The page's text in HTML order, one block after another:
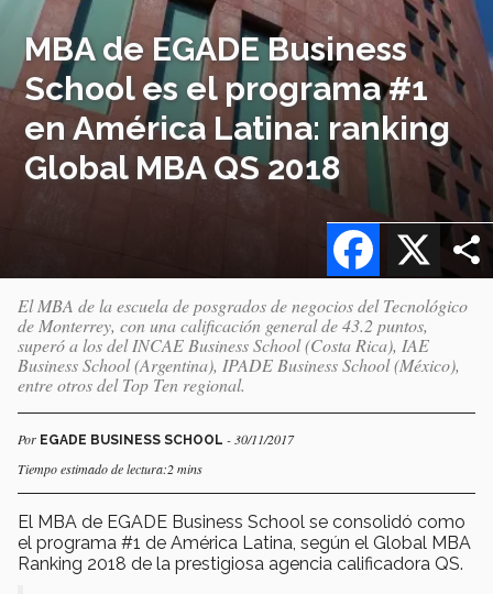
MBA de EGADE Business
School es el programa #1
en América Latina: ranking
Global MBA QS 2018
X
Facebook
El MBA de la escuela de posgrados de negocios del Tecnológico
de Monterrey, con una calificación general de 43.2 puntos,
superó a los del INCAE Business School (Costa Rica), IAE
Business School (Argentina), IPADE Business School (México),
entre otros del Top Ten regional.
Por EGADE BUSINESS SCHOOL - 30/11/2017
Tiempo estimado de lectura:2 mins
El MBA de EGADE Business School se consolidó como
el programa #1 de América Latina, según el Global MBA
Ranking 2018 de la prestigiosa agencia calificadora QS.